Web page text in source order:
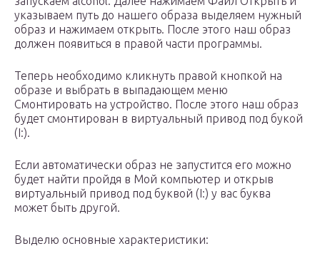
указываем путь до нашего образа выделяем нужный
образ и нажимаем открыть. После этого наш образ
должен появиться в правой части программы.
Теперь необходимо кликнуть правой кнопкой на
образе и выбрать в выпадающем меню
Смонтировать на устройство. После этого наш образ
будет смонтирован в виртуальный привод под букой
(I:).
Если автоматически образ не запустится его можно
будет найти пройдя в Мой компьютер и открыв
виртуальный привод под буквой (I:) у вас буква
может быть другой.
Выделю основные характеристики: